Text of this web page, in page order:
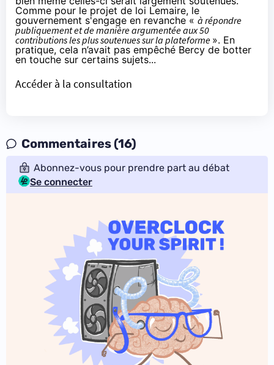
Comme pour le projet de loi Lemaire, le
gouvernement s'engage en revanche « à répondre
publiquement et de manière argumentée aux 50
contributions les plus soutenues sur la plateforme ». En
pratique, cela n’avait pas empêché Bercy de botter
en touche sur certains sujets...
Accéder à la consultation
Commentaires (16)
Abonnez-vous pour prendre part au débat
Se connecter